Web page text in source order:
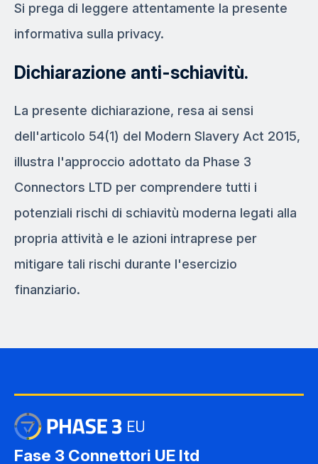
Si prega di leggere attentamente la presente
informativa sulla privacy.
Dichiarazione anti-schiavitù.
La presente dichiarazione, resa ai sensi
dell'articolo 54(1) del Modern Slavery Act 2015,
illustra l'approccio adottato da Phase 3
Connectors LTD per comprendere tutti i
potenziali rischi di schiavitù moderna legati alla
propria attività e le azioni intraprese per
mitigare tali rischi durante l'esercizio
finanziario.
Fase 3 Connettori UE ltd